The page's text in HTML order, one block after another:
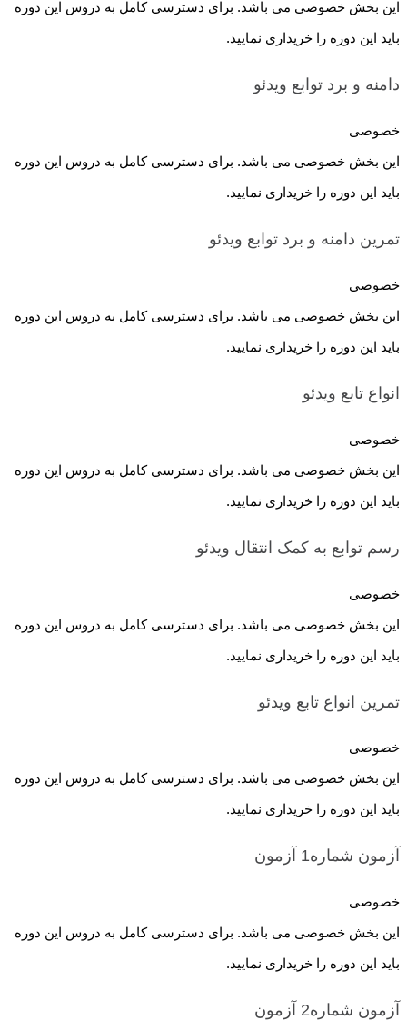
این بخش خصوصی می باشد. برای دسترسی کامل به دروس این دوره
باید این دوره را خریداری نمایید.
دامنه و برد توابع ویدئو
خصوصی
این بخش خصوصی می باشد. برای دسترسی کامل به دروس این دوره
باید این دوره را خریداری نمایید.
تمرین دامنه و برد توابع ویدئو
خصوصی
این بخش خصوصی می باشد. برای دسترسی کامل به دروس این دوره
باید این دوره را خریداری نمایید.
انواع تابع ویدئو
خصوصی
این بخش خصوصی می باشد. برای دسترسی کامل به دروس این دوره
باید این دوره را خریداری نمایید.
رسم توابع به کمک انتقال ویدئو
خصوصی
این بخش خصوصی می باشد. برای دسترسی کامل به دروس این دوره
باید این دوره را خریداری نمایید.
تمرین انواع تابع ویدئو
خصوصی
این بخش خصوصی می باشد. برای دسترسی کامل به دروس این دوره
باید این دوره را خریداری نمایید.
آزمون شماره1 آزمون
خصوصی
این بخش خصوصی می باشد. برای دسترسی کامل به دروس این دوره
باید این دوره را خریداری نمایید.
آزمون شماره2 آزمون